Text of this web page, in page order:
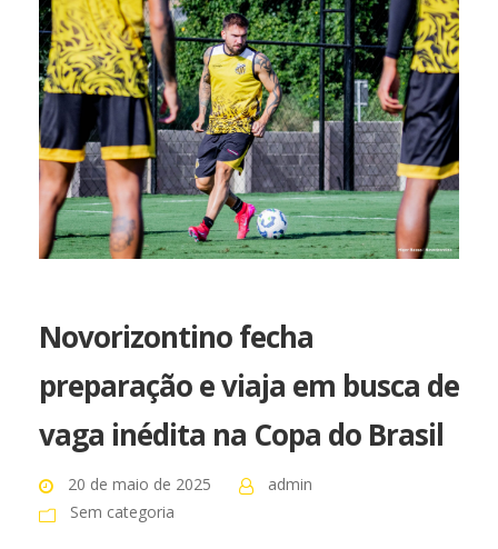
Novorizontino fecha
preparação e viaja em busca de
vaga inédita na Copa do Brasil
20 de maio de 2025
admin
Sem categoria